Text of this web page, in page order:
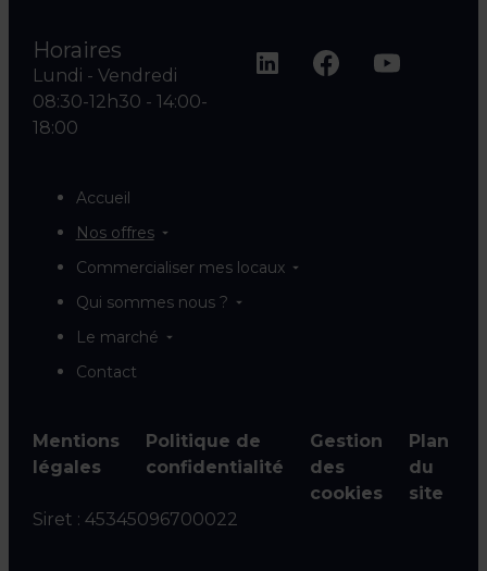
Horaires
Lundi - Vendredi
08:30-12h30 - 14:00-
18:00
Accueil
Nos offres
Commercialiser mes locaux
Qui sommes nous ?
Le marché
Contact
Mentions
légales
Politique de
confidentialité
Gestion
des
cookies
Plan
du
site
Siret : 45345096700022